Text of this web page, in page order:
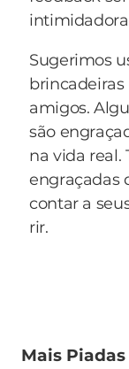
Sugerimos
brincadeiras
amigos.
são
na vida real.
engraçadas
contar a
rir.
Mais Piadas